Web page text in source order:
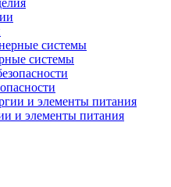
системы
и элементы питания